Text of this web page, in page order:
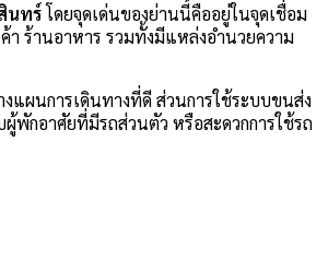
นทร์โดยจุดเด่นของย่านนี้คืออยู่ในจุดเชื่อม
ร้านอาหาร รวมทั้งมีแหล่งอำนวยความ
แผนการเดินทางที่ดี ส่วนการใช้ระบบขนส่ง
พักอาศัยที่มีรถส่วนตัว หรือสะดวกการใช้รถ